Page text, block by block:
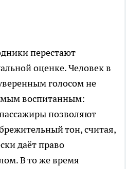
перестают
оценке. Человек в
голосом не
воспитанным:
позволяют
тон, считая,
даёт право
В то же время